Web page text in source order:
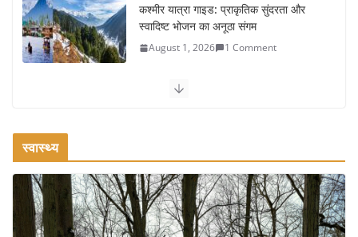
कश्मीर यात्रा गाइड: प्राकृतिक सुंदरता और
स्वादिष्ट भोजन का अनूठा संगम
August 1, 2026 1 Comment
वजन घटाने के लिए 8 बेहतरीन वॉकिंग
रामेश्वरम यात्रा गाइड: पवित्र तीर्थ स्थल, दर्शन स्थल और पहुंच मार्ग
July 30, 2026 1 Comment
स्वास्थ्य